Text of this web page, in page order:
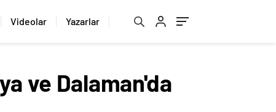
Videolar Yazarlar
ve Dalaman'da